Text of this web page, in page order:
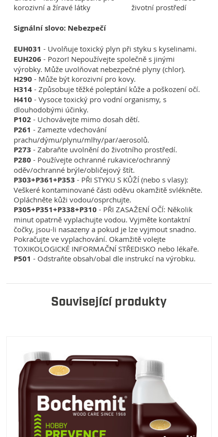
korozivní a žíravé látky životní prostředí
Signální slovo: Nebezpečí
EUH031 - Uvolňuje toxický plyn při styku s kyselinami.
EUH206 - Pozor! Nepoužívejte společně s jinými
výrobky. Může uvolňovat nebezpečné plyny (chlor).
H290 - Může být korozivní pro kovy.
H314 - Způsobuje těžké poleptání kůže a poškození očí.
H410 - Vysoce toxický pro vodní organismy, s
dlouhodobými účinky.
P102 - Uchovávejte mimo dosah dětí.
P261 - Zamezte vdechování
prachu/dýmu/plynu/mlhy/par/aerosolů.
P273 - Zabraňte uvolnění do životního prostředí.
P280 - Používejte ochranné rukavice/ochranný
oděv/ochranné brýle/obličejový štít.
P303+P361+P353 - PŘI STYKU S KŮŽÍ (nebo s vlasy):
Veškeré kontaminované části oděvu okamžitě svlékněte.
Opláchněte kůži vodou/osprchujte.
P305+P351+P338+P310 - PŘI ZASAŽENÍ OČÍ: Několik
minut opatrně vyplachujte vodou. Vyjměte kontaktní
čočky, jsou-li nasazeny a pokud je lze vyjmout snadno.
Pokračujte ve vyplachování. Okamžitě volejte
TOXIKOLOGICKÉ INFORMAČNÍ STŘEDISKO nebo lékaře.
P501 - Odstraňte obsah/obal dle instrukcí na výrobku.
Související produkty